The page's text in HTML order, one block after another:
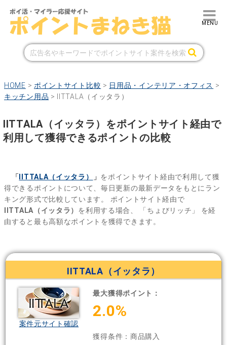
HOME > ポイントサイト比較 > 日用品・インテリア・オフィス >
キッチン用品 > IITTALA（イッタラ）
IITTALA（イッタラ）をポイントサイト経由で
利用して獲得できるポイントの比較
「 IITTALA（イッタラ） 」 をポイントサイト経由で利用して獲
得できるポイントについて、毎日更新の最新データをもとにラン
キング形式で比較しています。 ポイントサイト経由で
IITTALA（イッタラ） を利用する場合、 「ちょびリッチ」
を経
由すると最も高額なポイントを獲得できます。
IITTALA（イッタラ）
案件元サイト確認
最大獲得ポイント：
2.0%
獲得条件：商品購入